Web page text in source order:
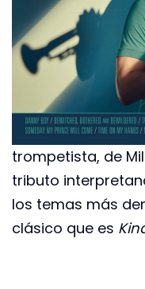
trompetista, de
tributo
los temas más
clásico que es